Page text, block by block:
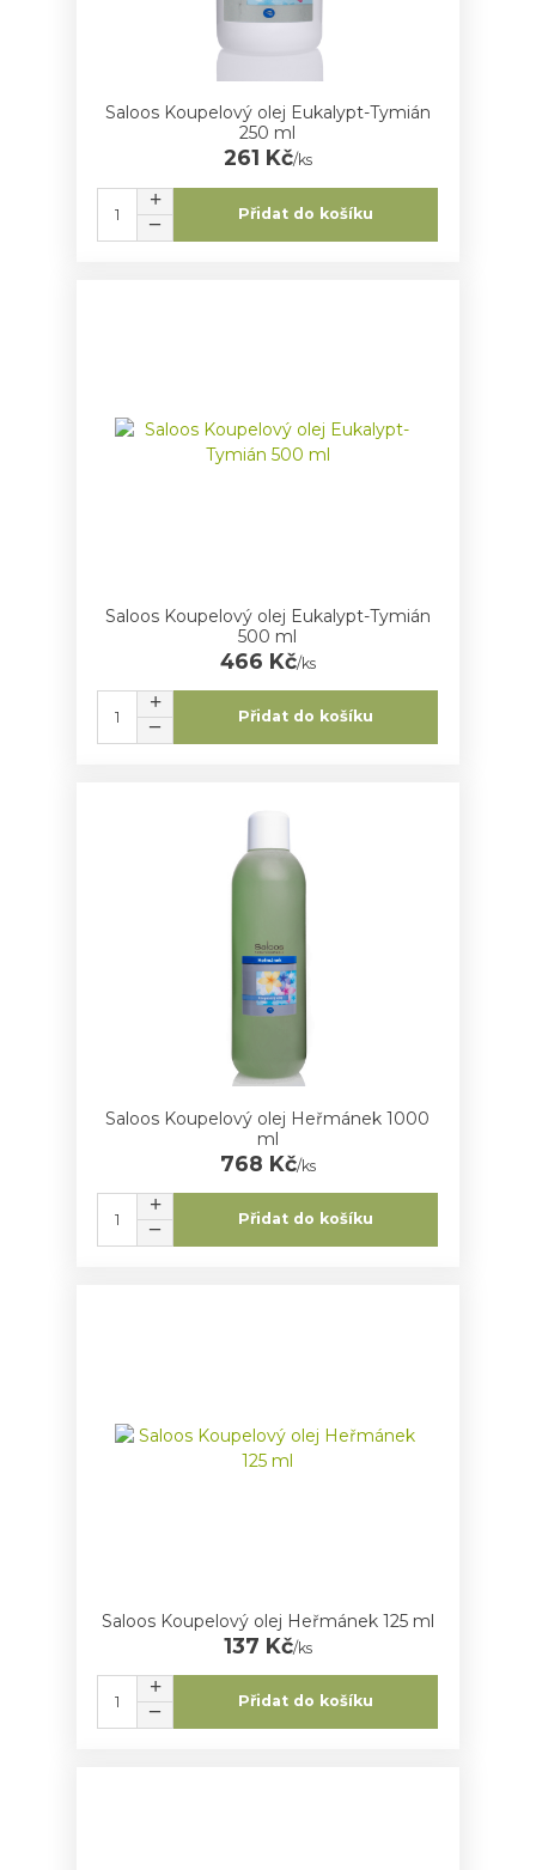
Saloos Koupelový olej Eukalypt-Tymián
250 ml
261 Kč/ks
Přidat do košíku
Saloos Koupelový olej Eukalypt-Tymián
500 ml
466 Kč/ks
Přidat do košíku
Saloos Koupelový olej Heřmánek 1000
ml
768 Kč/ks
Přidat do košíku
Saloos Koupelový olej Heřmánek 125 ml
137 Kč/ks
Přidat do košíku